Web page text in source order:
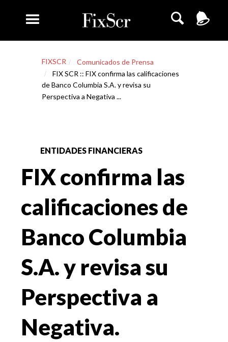
FIXSCR
Comunicados de Prensa
FIX SCR :: FIX confirma las calificaciones
de Banco Columbia S.A. y revisa su
Perspectiva a Negativa ...
ENTIDADES FINANCIERAS
FIX confirma las
calificaciones de
Banco Columbia
S.A. y revisa su
Perspectiva a
Negativa.